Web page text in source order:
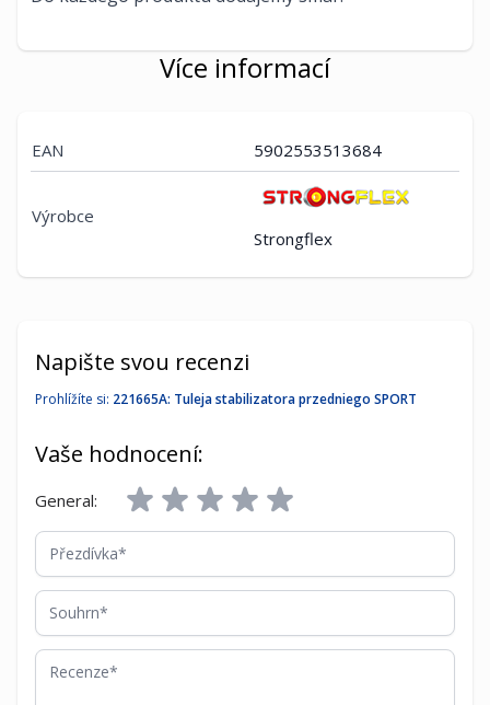
Více informací
EAN 5902553513684
Výrobce
Strongflex
Napište svou recenzi
Prohlížíte si: 221665A: Tuleja stabilizatora przedniego SPORT
Vaše hodnocení:
General:
Přezdívka
Souhrn
Recenze